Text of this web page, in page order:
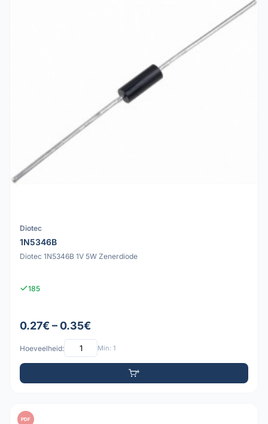
Diotec
1N5346B
Diotec 1N5346B 1V 5W Zenerdiode
185
0.27€ – 0.35€
Hoeveelheid: Min: 1
PDF